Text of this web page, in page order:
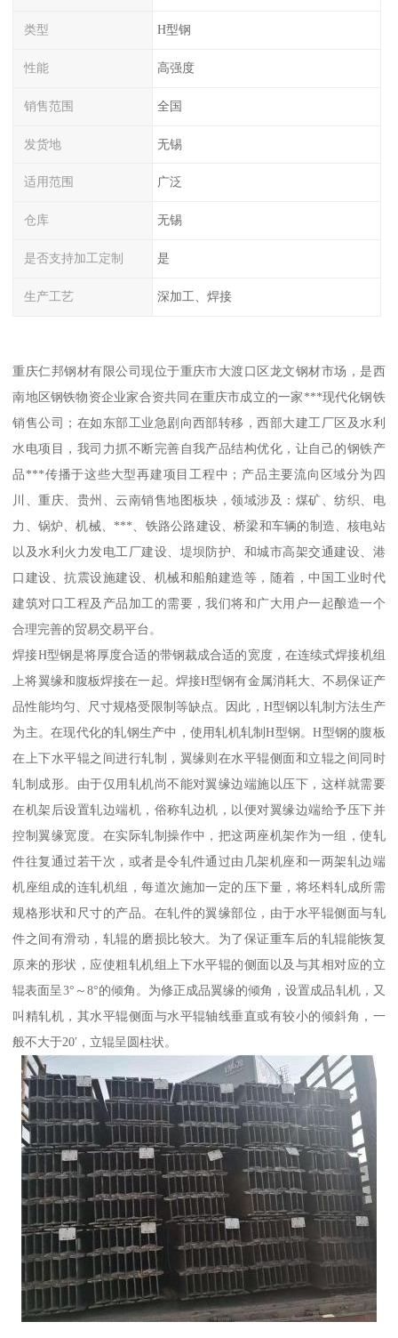
类型 H型钢
性能 高强度
销售范围 全国
发货地 无锡
适用范围 广泛
仓库 无锡
是否支持加工定制 是
生产工艺 深加工、焊接
重庆仁邦钢材有限公司现位于重庆市大渡口区龙文钢材市场，是西
南地区钢铁物资企业家合资共同在重庆市成立的一家***现代化钢铁
销售公司；在如东部工业急剧向西部转移，西部大建工厂区及水利
水电项目，我司力抓不断完善自我产品结构优化，让自己的钢铁产
品***传播于这些大型再建项目工程中；产品主要流向区域分为四
川、重庆、贵州、云南销售地图板块，领域涉及：煤矿、纺织、电
力、锅炉、机械、***、铁路公路建设、桥梁和车辆的制造、核电站
以及水利火力发电工厂建设、堤坝防护、和城市高架交通建设、港
口建设、抗震设施建设、机械和船舶建造等，随着，中国工业时代
建筑对口工程及产品加工的需要，我们将和广大用户一起酿造一个
合理完善的贸易交易平台。
焊接H型钢是将厚度合适的带钢裁成合适的宽度，在连续式焊接机组
上将翼缘和腹板焊接在一起。焊接H型钢有金属消耗大、不易保证产
品性能均匀、尺寸规格受限制等缺点。因此，H型钢以轧制方法生产
为主。在现代化的轧钢生产中，使用轧机轧制H型钢。H型钢的腹板
在上下水平辊之间进行轧制，翼缘则在水平辊侧面和立辊之间同时
轧制成形。由于仅用轧机尚不能对翼缘边端施以压下，这样就需要
在机架后设置轧边端机，俗称轧边机，以便对翼缘边端给予压下并
控制翼缘宽度。在实际轧制操作中，把这两座机架作为一组，使轧
件往复通过若干次，或者是令轧件通过由几架机座和一两架轧边端
机座组成的连轧机组，每道次施加一定的压下量，将坯料轧成所需
规格形状和尺寸的产品。在轧件的翼缘部位，由于水平辊侧面与轧
件之间有滑动，轧辊的磨损比较大。为了保证重车后的轧辊能恢复
原来的形状，应使粗轧机组上下水平辊的侧面以及与其相对应的立
辊表面呈3°～8°的倾角。为修正成品翼缘的倾角，设置成品轧机，又
叫精轧机，其水平辊侧面与水平辊轴线垂直或有较小的倾斜角，一
般不大于20′，立辊呈圆柱状。